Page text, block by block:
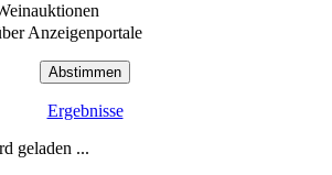
Anzeigenportale
Ergebnisse
geladen ...